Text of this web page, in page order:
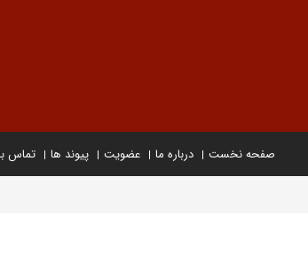
صفحه نخست درباره ما عضویت پیوند ها تماس